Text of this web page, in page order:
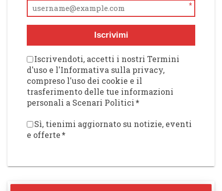
*
Iscrivimi
Iscrivendoti, accetti i nostri Termini
d'uso e l'Informativa sulla privacy,
compreso l'uso dei cookie e il
trasferimento delle tue informazioni
personali a Scenari Politici*
Sì, tienimi aggiornato su notizie, eventi
e offerte*